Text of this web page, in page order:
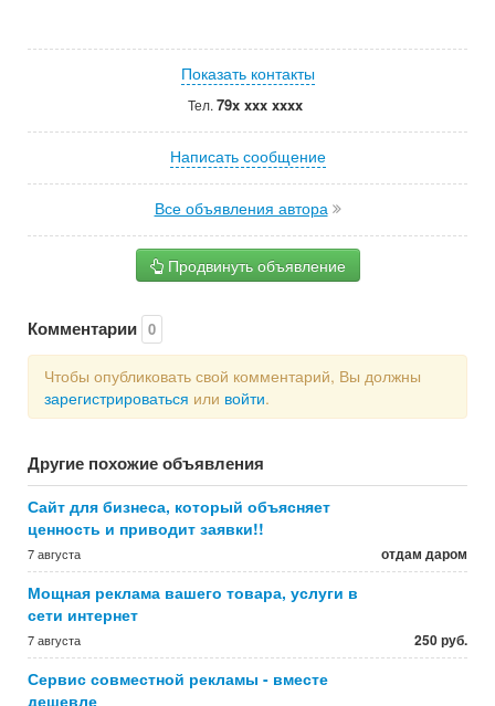
Показать контакты
Тел. 79x xxx xxxx
Написать сообщение
Все объявления автора
Продвинуть объявление
Комментарии 0
Чтобы опубликовать свой комментарий, Вы должны
зарегистрироваться или войти.
Другие похожие объявления
Сайт для бизнеса, который объясняет
ценность и приводит заявки!!
7 августа отдам даром
Мощная реклама вашего товара, услуги в
сети интернет
7 августа 250 руб.
Сервис совместной рекламы - вместе
дешевле